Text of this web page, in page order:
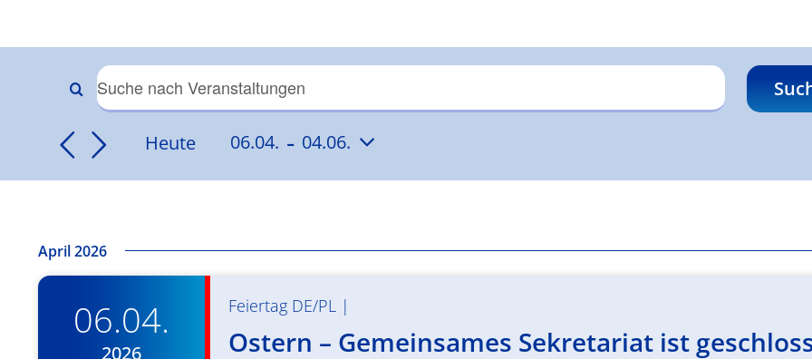
Veranstaltungen
Suche
Ansichten,
Navigation
Bitte
eingeben.
Schlüsselwort.
Heute 06.04. - 04.06.
Datum
April 2026
06.04.
2026
Feiertag DE/PL |
Ostern – Gemeinsames Sekretariat ist